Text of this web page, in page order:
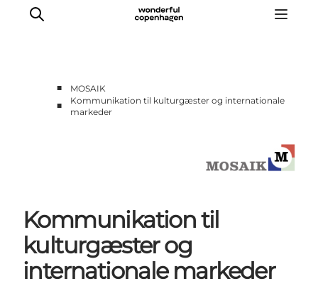
Forside
Nyhedsbrev
Om Mosaik
■
MOSAIK
■
Kommunikation til kulturgæster og internationale
markeder
Kommunikation til
kulturgæster og
internationale markeder